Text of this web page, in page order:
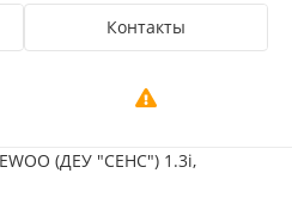
Контакты
(ДЕУ "СЕНС") 1.3і,